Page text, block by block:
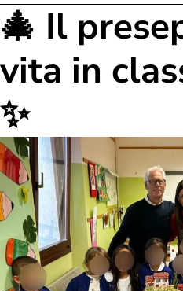
🎄 Il
vita in
✨